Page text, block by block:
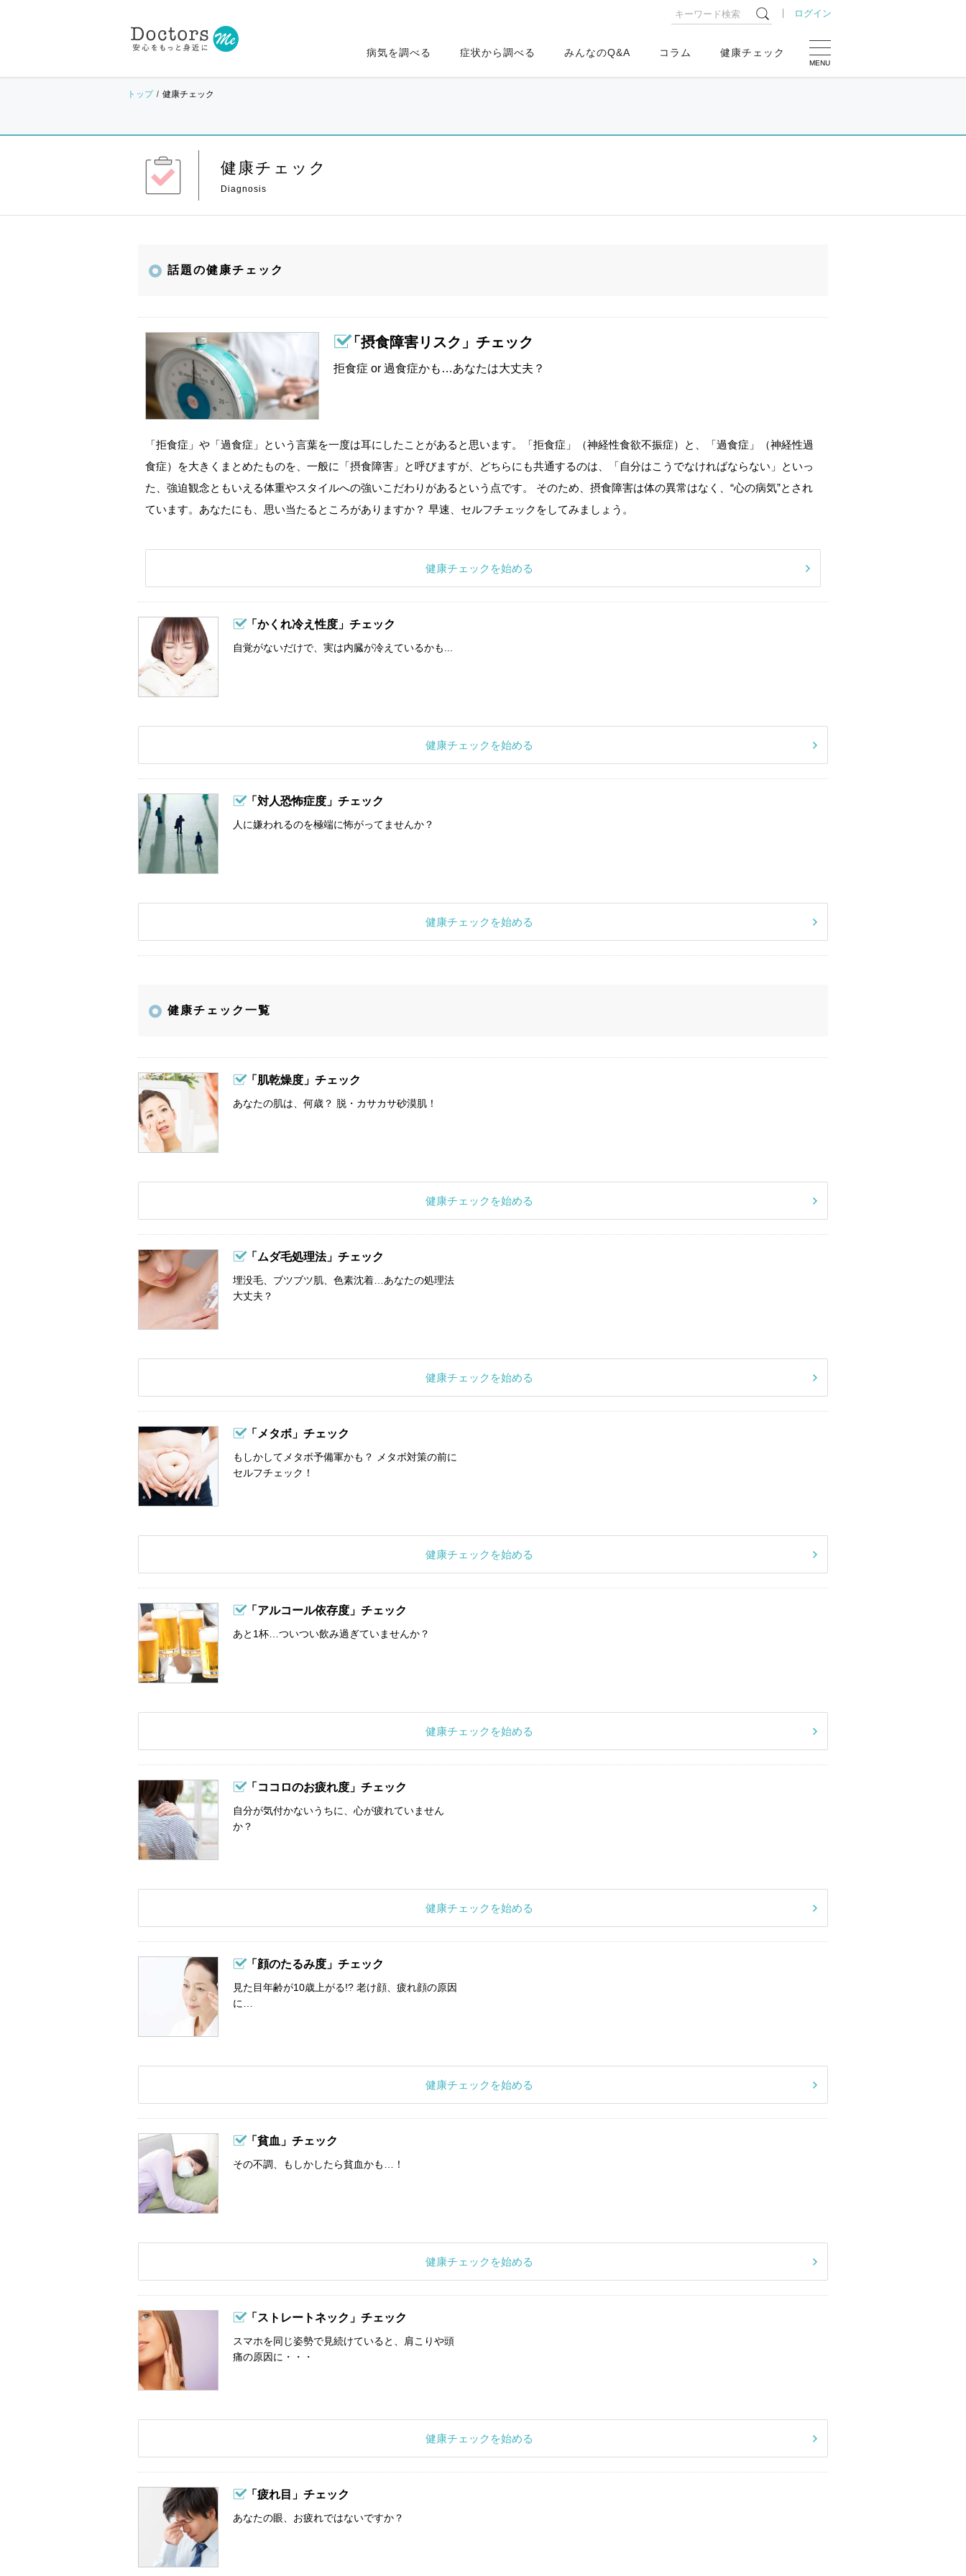
ログイン
MENU
病気を調べる 症状から調べる みんなのQ&A コラム 健康チェック
トップ 健康チェック
健康チェック
話題の健康チェック
「摂食障害リスク」チェック
拒食症 or 過食症かも…あなたは大丈夫？
「拒食症」や「過食症」という言葉を一度は耳にしたことがあると思います。「拒食症」（神経性食欲不振症）と、「過食症」（神経性過
食症）を大きくまとめたものを、一般に「摂食障害」と呼びますが、どちらにも共通するのは、「自分はこうでなければならない」といっ
た、強迫観念ともいえる体重やスタイルへの強いこだわりがあるという点です。 そのため、摂食障害は体の異常はなく、“心の病気”とされ
ています。あなたにも、思い当たるところがありますか？ 早速、セルフチェックをしてみましょう。
健康チェックを始める
「かくれ冷え性度」チェック
自覚がないだけで、実は内臓が冷えているかも...
健康チェックを始める
「対人恐怖症度」チェック
人に嫌われるのを極端に怖がってませんか？
健康チェックを始める
健康チェック一覧
「肌乾燥度」チェック
あなたの肌は、何歳？ 脱・カサカサ砂漠肌！
健康チェックを始める
「ムダ毛処理法」チェック
埋没毛、ブツブツ肌、色素沈着…あなたの処理法
大丈夫？
健康チェックを始める
「メタボ」チェック
もしかしてメタボ予備軍かも？ メタボ対策の前に
セルフチェック！
健康チェックを始める
「アルコール依存度」チェック
あと1杯…ついつい飲み過ぎていませんか？
健康チェックを始める
「ココロのお疲れ度」チェック
自分が気付かないうちに、心が疲れていません
か？
健康チェックを始める
「顔のたるみ度」チェック
見た目年齢が10歳上がる!? 老け顔、疲れ顔の原因
に…
健康チェックを始める
「貧血」チェック
その不調、もしかしたら貧血かも…！
健康チェックを始める
「ストレートネック」チェック
スマホを同じ姿勢で見続けていると、肩こりや頭
痛の原因に・・・
健康チェックを始める
「疲れ目」チェック
あなたの眼、お疲れではないですか？